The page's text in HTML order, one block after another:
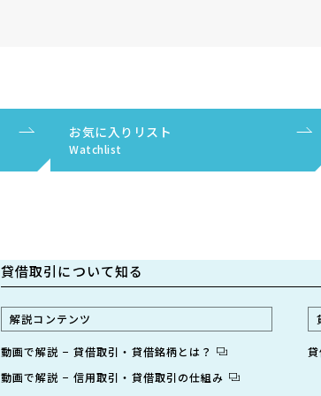
お気に入りリスト
Watchlist
貸借取引について知る
解説コンテンツ
動画で解説 − 貸借取引・貸借銘柄とは？
動画で解説 − 信用取引・貸借取引の仕組み